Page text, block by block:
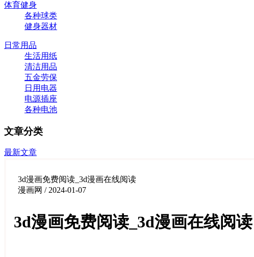
体育健身
各种球类
健身器材
日常用品
生活用纸
清洁用品
五金劳保
日用电器
电源插座
各种电池
文章分类
最新文章
3d漫画免费阅读_3d漫画在线阅读
漫画网 / 2024-01-07
3d漫画免费阅读_3d漫画在线阅读